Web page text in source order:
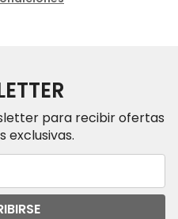
para recibir ofertas
exclusivas.